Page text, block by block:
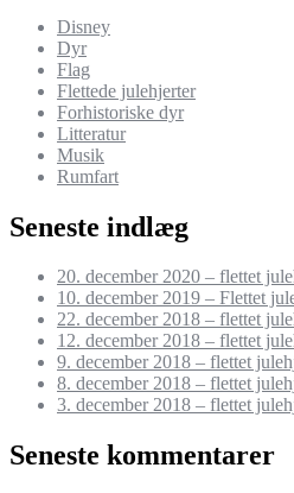
Disney
Dyr
Flag
Flettede julehjerter
Forhistoriske dyr
Litteratur
Musik
Rumfart
Seneste indlæg
20. december 2020 – flettet
10. december 2019 – Flettet
22. december 2018 – flettet
12. december 2018 – flettet
9. december 2018 – flettet
8. december 2018 – flettet
3. december 2018 – flettet
Seneste kommentarer